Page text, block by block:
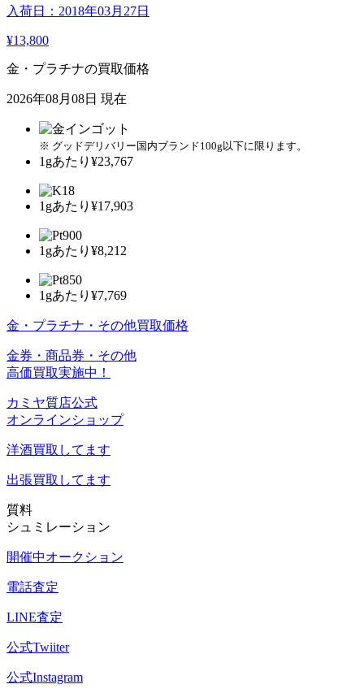
入荷日：2018年03月27日
¥13,800
金・プラチナの買取価格
2026年08月08日 現在
※ グッドデリバリー国内ブランド100g以下に限ります。
1gあたり ¥23,767
1gあたり ¥17,903
1gあたり ¥8,212
1gあたり ¥7,769
金・プラチナ・その他買取価格
金券・商品券・その他
高価買取実施中！
カミヤ質店公式
オンラインショップ
洋酒買取してます
出張買取 してます
質料
シュミレーション
開催中オークション
電話査定
LINE査定
公式Twiiter
公式Instagram